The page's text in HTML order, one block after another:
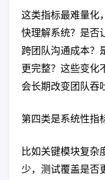
这类指标最难量化
快理解系统？是否
跨团队沟通成本？
更完整？这些变化
会长期改变团队吞
第四类是系统性指
比如关键模块复杂
少，测试覆盖是否